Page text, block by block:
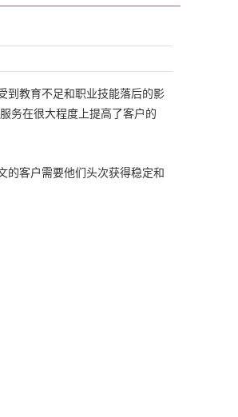
到教育不足和职业技能落后的影
务在很大程度上提高了客户的
的客户需要他们头次获得稳定和